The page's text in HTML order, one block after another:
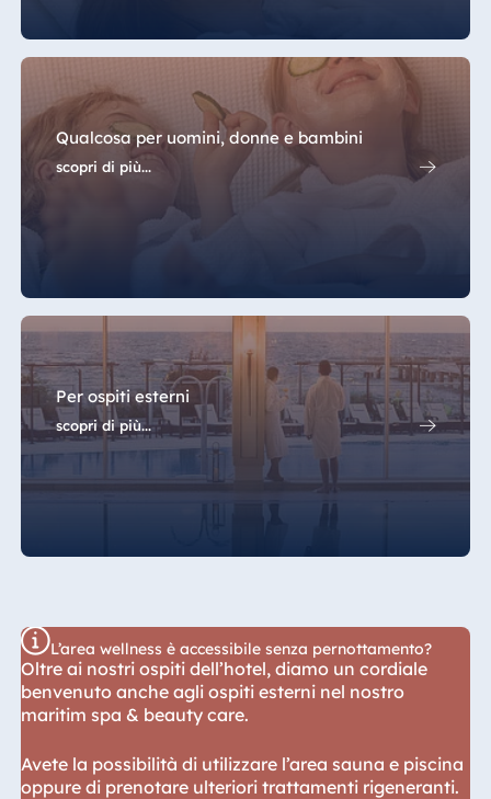
Qualcosa per uomini, donne e bambini
scopri di più...
Per ospiti esterni
scopri di più...
L’area wellness è accessibile senza pernottamento?
Oltre ai nostri ospiti dell’hotel, diamo un cordiale
benvenuto anche agli ospiti esterni nel nostro
maritim spa & beauty care.
Avete la possibilità di utilizzare l’area sauna e piscina
oppure di prenotare ulteriori trattamenti rigeneranti.